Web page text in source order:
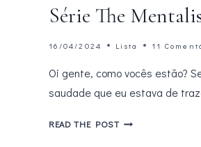
Série The
16/04/2024 Lista 11
Oi gente, como vocês estão?
saudade que eu estava de
READ THE POST15